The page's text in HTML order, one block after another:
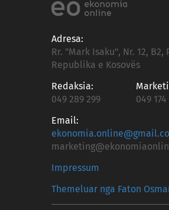
Adresa:
Rr. "Mark Isaku", Nr. 12, B2,
Republika e Kosovës
Redaksia:
049 289 299
049 174
Email:
Impressum
Themeluar nga Faton